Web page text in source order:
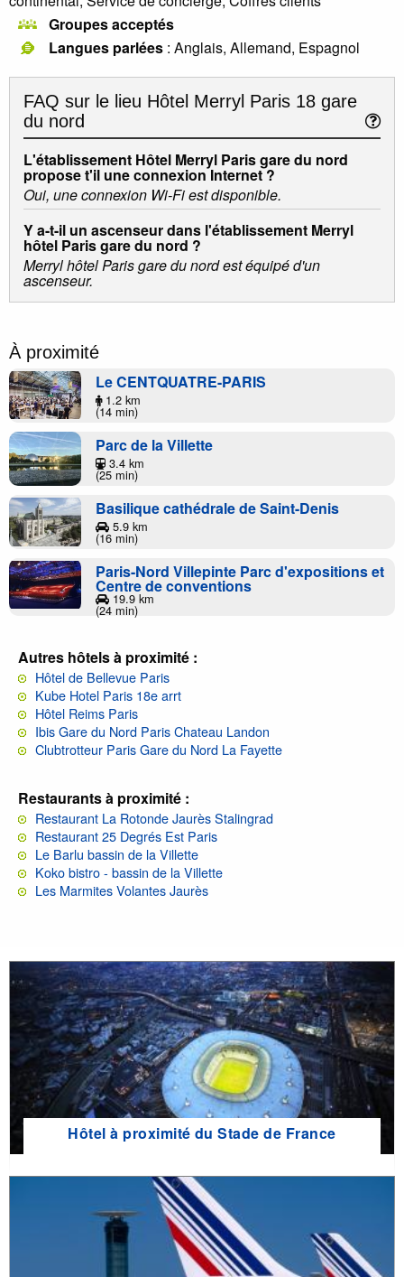
Groupes acceptés
Langues parlées : Anglais, Allemand, Espagnol
FAQ sur le lieu Hôtel Merryl Paris 18 gare
du nord
L'établissement Hôtel Merryl Paris gare du nord
propose t'il une connexion Internet ?
Oui, une connexion Wi-Fi est disponible.
Y a-t-il un ascenseur dans l'établissement Merryl
hôtel Paris gare du nord ?
Merryl hôtel Paris gare du nord est équipé d'un
ascenseur.
À proximité
Le CENTQUATRE-PARIS
1.2 km
(14 min)
Parc de la Villette
3.4 km
(25 min)
Basilique cathédrale de Saint-Denis
5.9 km
(16 min)
Paris-Nord Villepinte Parc d'expositions et
Centre de conventions
19.9 km
(24 min)
Autres hôtels à proximité :
Hôtel de Bellevue Paris
Kube Hotel Paris 18e arrt
Hôtel Reims Paris
Ibis Gare du Nord Paris Chateau Landon
Clubtrotteur Paris Gare du Nord La Fayette
Restaurants à proximité :
Restaurant La Rotonde Jaurès Stalingrad
Restaurant 25 Degrés Est Paris
Le Barlu bassin de la Villette
Koko bistro - bassin de la Villette
Les Marmites Volantes Jaurès
Hôtel à proximité du Stade de France